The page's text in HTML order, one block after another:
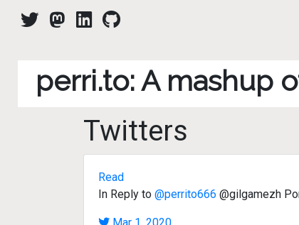
perri.to: A mashup
Twitters
Read
In Reply to @perrito666 @gilgamezh